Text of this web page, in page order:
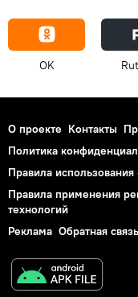
OK
О проекте Контакты
Политика
Правила
Правила применения
технологий
Реклама Обратная связь